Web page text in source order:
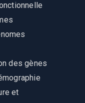
des gènes
et